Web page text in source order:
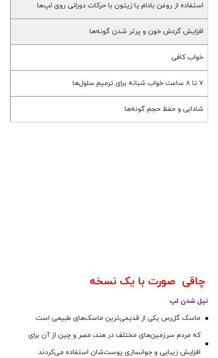
استفاده از روغن بادام یا زیتون با حرکات دورانی روی لپ‌ها
افزایش گردش خون و پرتر شدن گونه‌ها
خواب کافی
۷ تا ۸ ساعت خواب شبانه برای ترمیم سلول‌ها
شادابی و حفظ حجم گونه‌ها
چاقی صورت با یک نسخه
تپل شدن لپ
ماسک گل‌رس یکی از قدیمی‌ترین ماسک‌های طبیعی است
که مردم سرزمین‌های مختلف در هند، مصر و چین از آن برای
افزایش زیبایی و جوانسازی پوست‌شان استفاده می‌کردند.